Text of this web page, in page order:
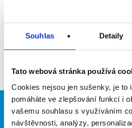
Souhlas Detaily
Tato webová stránka používá
Cookies nejsou jen sušenky, je to
pomáháte ve zlepšování funkcí i
vašemu souhlasu s využíváním
návštěvnosti, analýzy,
Brigádníci